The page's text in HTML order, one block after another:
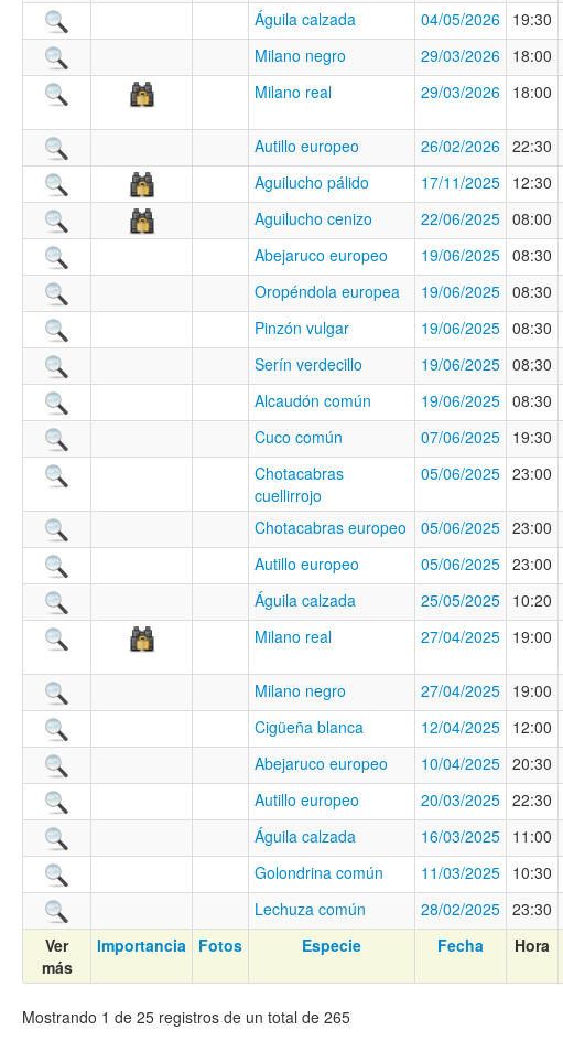
Águila calzada 04/05/2026 19:30
Milano negro
29/03/2026 18:00
Milano real
29/03/2026 18:00
Autillo europeo 26/02/2026 22:30
Aguilucho pálido
17/11/2025 12:30
Aguilucho cenizo
22/06/2025 08:00
Abejaruco europeo
19/06/2025 08:30
Oropéndola europea
19/06/2025 08:30
Pinzón vulgar
19/06/2025 08:30
Serín verdecillo
19/06/2025 08:30
Alcaudón común
19/06/2025 08:30
Cuco común
07/06/2025 19:30
Chotacabras
cuellirrojo
05/06/2025 23:00
Chotacabras europeo 05/06/2025 23:00
Autillo europeo
05/06/2025 23:00
Águila calzada
25/05/2025 10:20
Milano real
27/04/2025 19:00
Milano negro 27/04/2025 19:00
Cigüeña blanca
12/04/2025 12:00
Abejaruco europeo
10/04/2025 20:30
Autillo europeo
20/03/2025 22:30
Águila calzada
16/03/2025 11:00
Golondrina común
11/03/2025 10:30
Lechuza común
28/02/2025 23:30
Ver
más
Importancia Fotos Especie Fecha Hora
Mostrando 1 de 25 registros de un total de 265